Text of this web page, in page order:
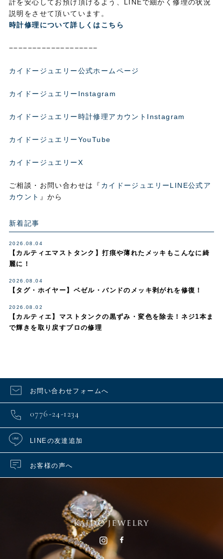
計を安心してお預け頂けるよう、LINEで細かく修理の状況
説明をさせて頂いています。
時計修理について詳しくはこちら
−−−−−−−−−−−−−−−−−−−
カイドージュエリー公式ホームページ
カイドージュエリーInstagram
カイドージュエリー時計修理アカウントInstagram
カイドージュエリーYouTube
カイドージュエリーX
ご相談・お問い合わせは『 カイドージュエリーLINE公式ア
カウント 』から
新着記事
2026.08.04
【カルティエマストタンク】打痕や薄れたメッキもこんなに綺
麗に！
2026.08.04
【タグ・ホイヤー】ベゼル・バンドのメッキ剥がれを修復！
2026.08.02
【カルティエ】マストタンクの黒ずみ・変色を除去！ネジ1本ま
で輝きを取り戻すプロの修理
お問い合わせフォームへ
0776-24-1234
LINEの友達追加
お客様の声へ